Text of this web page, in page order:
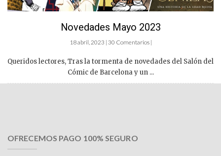
Novedades Mayo 2023
18 abril, 2023 | 30 Comentarios |
Queridos lectores, Tras la tormenta de novedades del Salón del
Cómic de Barcelona y un ...
OFRECEMOS PAGO 100% SEGURO